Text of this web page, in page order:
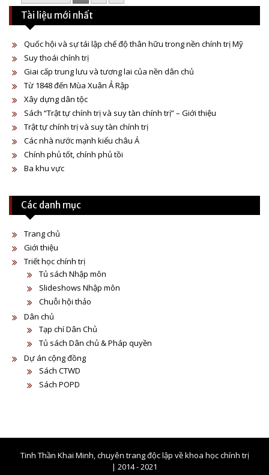
Tài liệu mới nhất
Quốc hội và sự tái lập chế độ thân hữu trong nền chính trị Mỹ
Suy thoái chính trị
Giai cấp trung lưu và tương lai của nền dân chủ
Từ 1848 đến Mùa Xuân Ả Rập
Xây dựng dân tộc
Sách “Trật tự chính trị và suy tàn chính trị” – Giới thiệu
Trật tự chính trị và suy tàn chính trị
Các nhà nước mạnh kiểu châu Á
Chính phủ tốt, chính phủ tồi
Ba khu vực
Các danh mục
Trang chủ
Giới thiệu
Triết học chính trị
Tủ sách Nhập môn
Slideshows Nhập môn
Chuỗi hội thảo
Dân chủ
Tạp chí Dân Chủ
Tủ sách Dân chủ & Pháp quyền
Dự án cộng đồng
Sách CTWD
Sách POPD
Tinh Thần Khai Minh, chuyên trang độc lập về khoa học chính trị
| 2014 - 2021